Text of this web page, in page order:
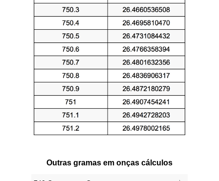
Outras gramas em onças cálculos